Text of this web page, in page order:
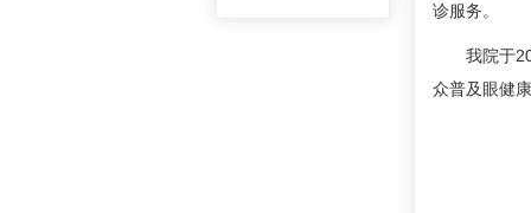
诊服务。
我院于
众普及眼健